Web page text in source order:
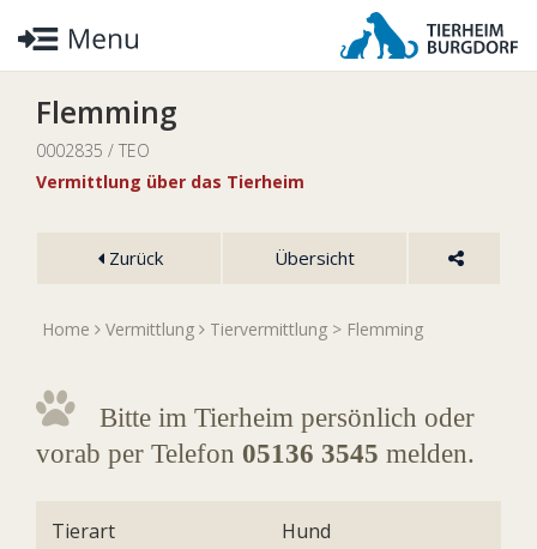
Flemming
0002835 / TEO
Vermittlung über das Tierheim
Zurück Übersicht
Home Vermittlung Tiervermittlung > Flemming
Bitte im Tierheim persönlich oder
vorab per Telefon 05136 3545 melden.
Tierart Hund